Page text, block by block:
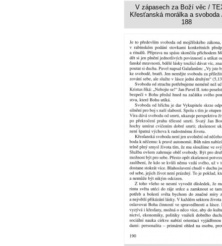
V zápasech za Boží věc /
Křesťanská morálka a svoboda
188